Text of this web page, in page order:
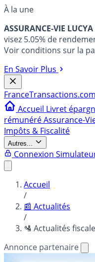
À la une
ASSURANCE-VIE
visez 5.05% de
Voir conditions sur la
En Savoir Plus
FranceTransactions.com
Accueil Livret
rémunéréAssurance-
Impôts & Fiscalité
Autres...
Connexion
Accueil
/
📰 Actualités
/
🛂 Actualités
Annonce partenaire